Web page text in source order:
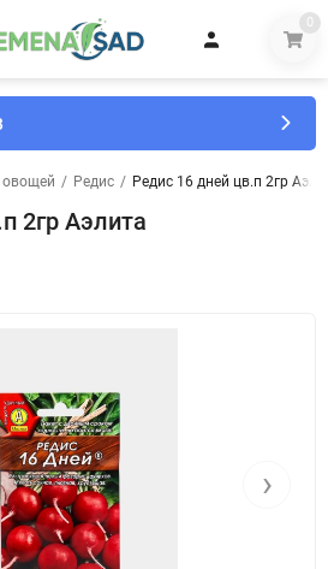
0
/ Редис / Редис 16 дней цв.п 2гр
2гр Аэлита
›